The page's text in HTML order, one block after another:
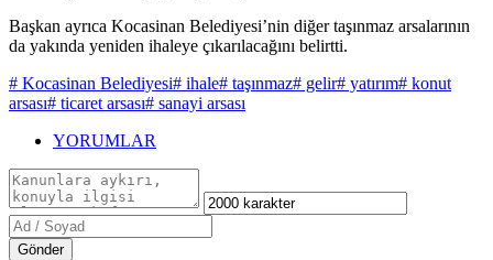
Başkan ayrıca Kocasinan Belediyesi’nin diğer taşınmaz arsalarının
da yakında yeniden ihaleye çıkarılacağını belirtti.
# Kocasinan Belediyesi# ihale# taşınmaz# gelir# yatırım# konut
arsası# ticaret arsası# sanayi arsası
YORUMLAR
Gönder